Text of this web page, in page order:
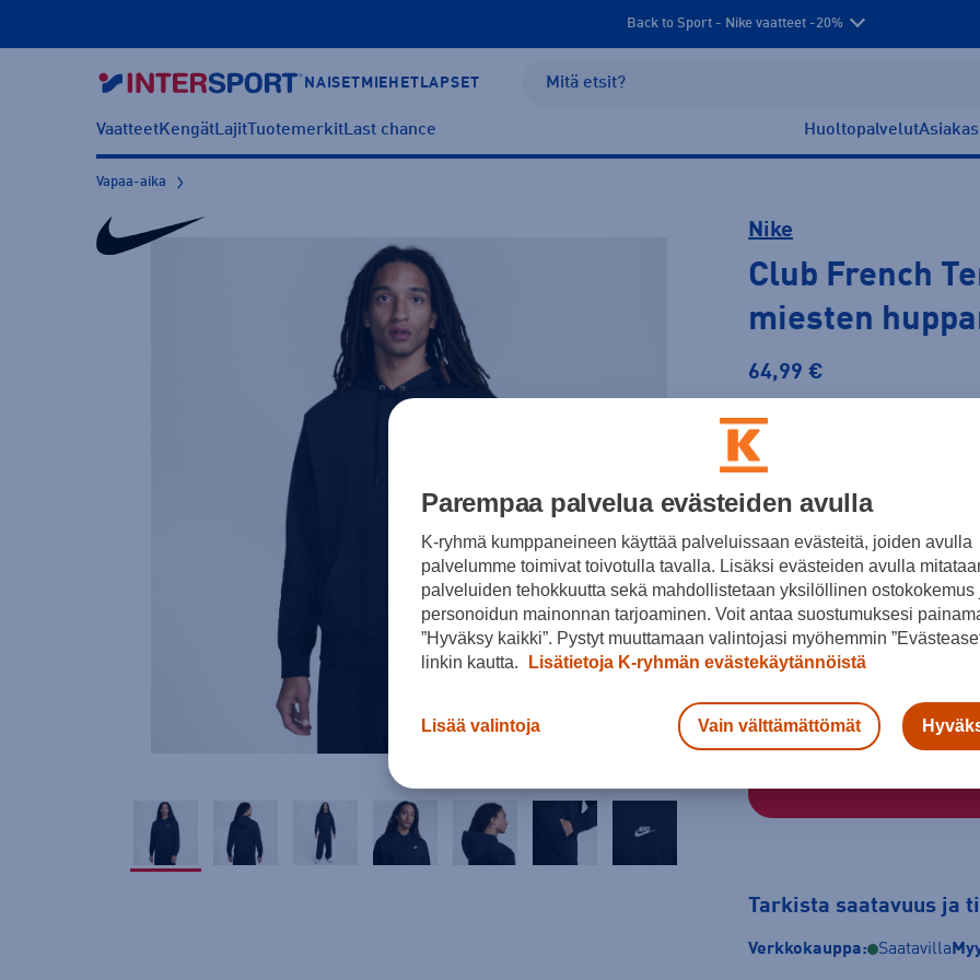
Back to Sport - Nike vaatteet -20%
NAISET MIEHET LAPSET
VaatteetKengätLajitTuotemerkitLast chance Huoltopalvelut
Vapaa-aika
Nike
Club French
miesten
64,99 €
PLUSSA -20%
Väri
Musta
Koko
S M L
Tarkista saatavuus ja
Verkkokauppa: Saatavilla
Parempaa palvelua evästeiden avulla
K-ryhmä kumppaneineen käyttää palveluissaan evästeitä, joiden avulla
palvelumme toimivat toivotulla tavalla. Lisäksi evästeiden avulla
palveluiden tehokkuutta sekä mahdollistetaan yksilöllinen ostokokemus
personoidun mainonnan tarjoaminen. Voit antaa suostumuksesi
”Hyväksy kaikki”. Pystyt muuttamaan valintojasi myöhemmin
linkin kautta.
Lisätietoja K-ryhmän evästekäytännöistä
Lisää valintoja Vain välttämättömät